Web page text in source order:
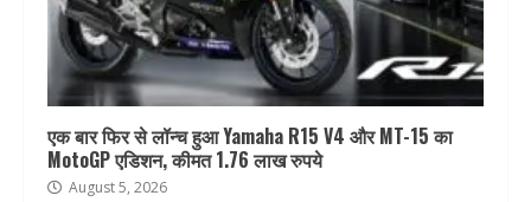
एक बार फिर से लॉन्च हुआ Yamaha R15 V4 और MT-15 का
MotoGP एडिशन, कीमत 1.76 लाख रुपये
August 5, 2026